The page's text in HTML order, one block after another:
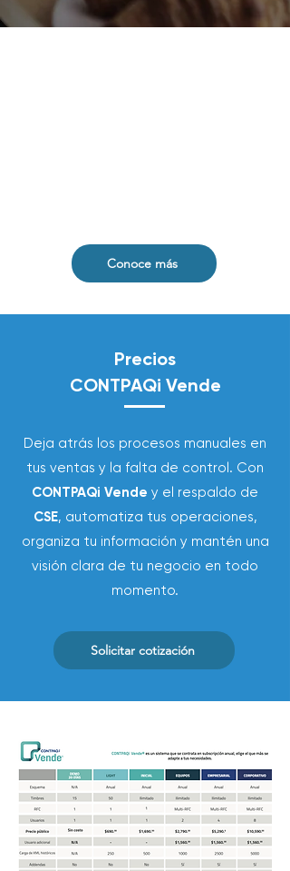
Conoce más
Precios
CONTPAQi Vende
Deja atrás los procesos manuales en
tus ventas y la falta de control. Con
CONTPAQi Vende y el respaldo de
CSE, automatiza tus operaciones,
organiza tu información y mantén una
visión clara de tu negocio en todo
momento.
Solicitar cotización